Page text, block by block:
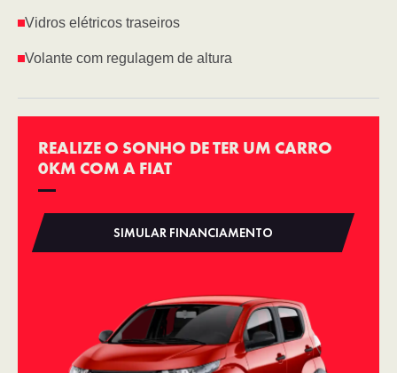
Vidros elétricos traseiros
Volante com regulagem de altura
REALIZE O SONHO DE TER UM CARRO
0KM COM A FIAT
SIMULAR FINANCIAMENTO